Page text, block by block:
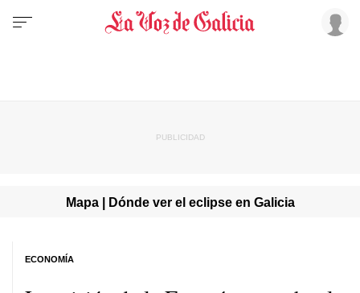
Mapa | Dónde ver el eclipse en Galicia
ECONOMÍA